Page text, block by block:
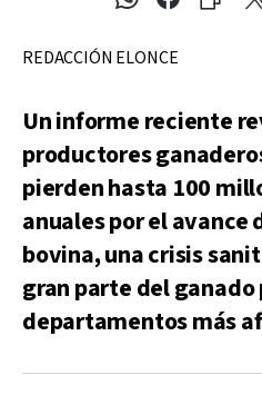
REDACCIÓN ELONCE
Un informe reciente
productores
pierden hasta 100
anuales por el avance
bovina, una crisis
gran parte del
departamentos más